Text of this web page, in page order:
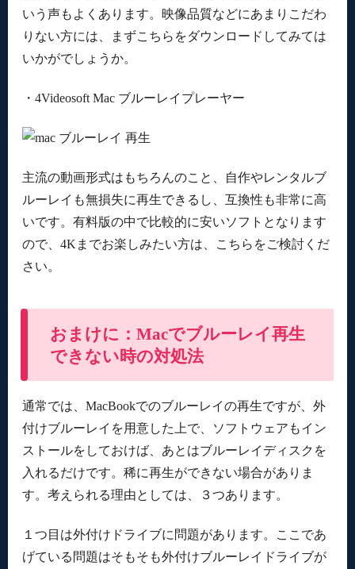
いう声もよくあります。映像品質などにあまりこだわ
りない方には、まずこちらをダウンロードしてみては
いかがでしょうか。
・4Videosoft Mac ブルーレイプレーヤー
主流の動画形式はもちろんのこと、自作やレンタルブ
ルーレイも無損失に再生できるし、互換性も非常に高
いです。有料版の中で比較的に安いソフトとなります
ので、4Kまでお楽しみたい方は、こちらをご検討くだ
さい。
おまけに：Macでブルーレイ再生
できない時の対処法
通常では、MacBookでのブルーレイの再生ですが、外
付けブルーレイを用意した上で、ソフトウェアもイン
ストールをしておけば、あとはブルーレイディスクを
入れるだけです。稀に再生ができない場合がありま
す。考えられる理由としては、３つあります。
１つ目は外付けドライブに問題があります。ここであ
げている問題はそもそも外付けブルーレイドライブが